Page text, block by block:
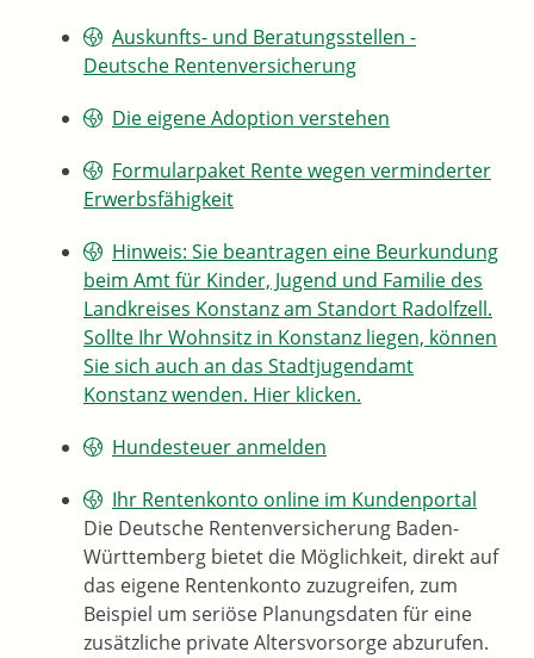
Auskunfts- und Beratungsstellen -
Deutsche Rentenversicherung
Die eigene Adoption verstehen
Formularpaket Rente wegen verminderter
Erwerbsfähigkeit
Hinweis: Sie beantragen eine Beurkundung
beim Amt für Kinder, Jugend und Familie des
Landkreises Konstanz am Standort Radolfzell.
Sollte Ihr Wohnsitz in Konstanz liegen, können
Sie sich auch an das Stadtjugendamt
Konstanz wenden. Hier klicken.
Hundesteuer anmelden
Ihr Rentenkonto online im Kundenportal
Die Deutsche Rentenversicherung Baden-
Württemberg bietet die Möglichkeit, direkt auf
das eigene Rentenkonto zuzugreifen, zum
Beispiel um seriöse Planungsdaten für eine
zusätzliche private Altersvorsorge abzurufen.